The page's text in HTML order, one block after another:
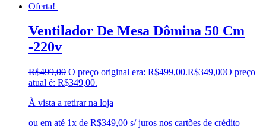
Oferta!
Ventilador De Mesa Dômina 50 Cm
-220v
R$499,00 O preço original era: R$499,00.R$349,00O preço
atual é: R$349,00.
À vista a retirar na loja
ou em até 1x de R$349,00 s/ juros nos cartões de crédito